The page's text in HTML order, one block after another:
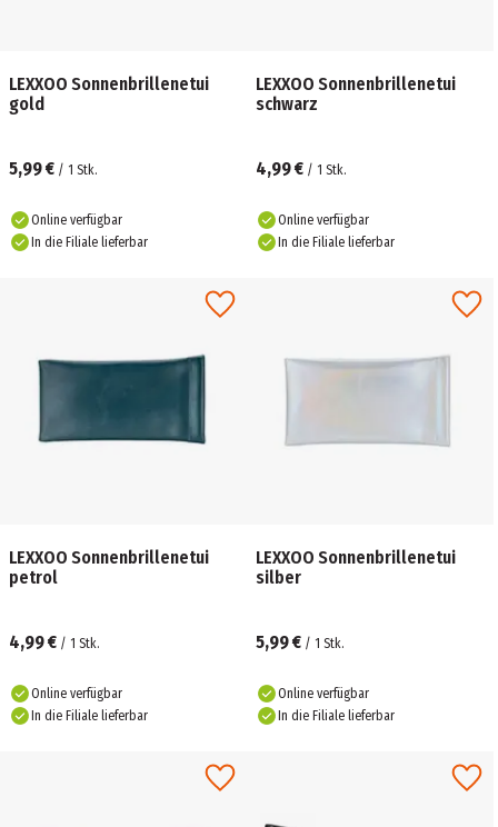
LEXXOO Sonnenbrillenetui
gold
5,99 € / 1 Stk.
Online verfügbar
In die Filiale lieferbar
LEXXOO Sonnenbrillenetui
schwarz
4,99 € / 1 Stk.
Online verfügbar
In die Filiale lieferbar
LEXXOO Sonnenbrillenetui
petrol
4,99 € / 1 Stk.
Online verfügbar
In die Filiale lieferbar
LEXXOO Sonnenbrillenetui
silber
5,99 € / 1 Stk.
Online verfügbar
In die Filiale lieferbar